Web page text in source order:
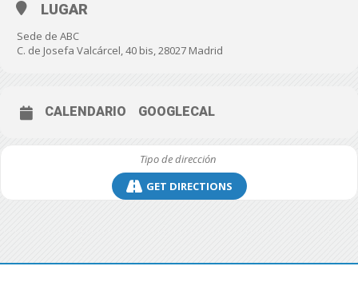
LUGAR
Sede de ABC
C. de Josefa Valcárcel, 40 bis, 28027 Madrid
CALENDARIO GOOGLECAL
GET DIRECTIONS